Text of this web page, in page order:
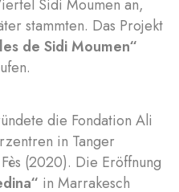
Sidi Moumen an,
stammten. Das Projekt
de Sidi Moumen“
die Fondation Ali
in Tanger
(2020). Die Eröffnung
in Marrakesch